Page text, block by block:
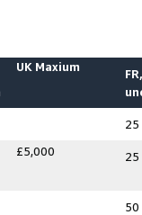
UK Maxium
25
£5,000 25
50